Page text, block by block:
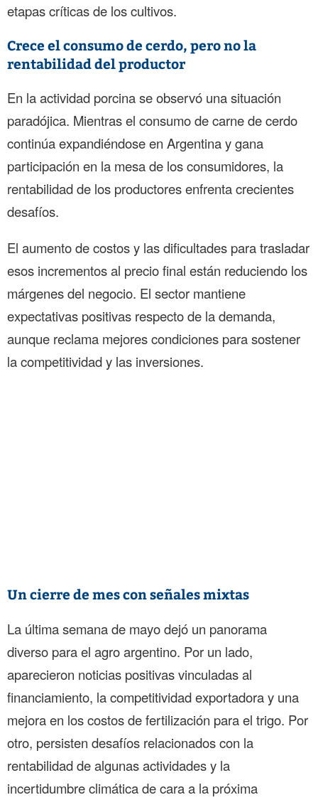
etapas críticas de los cultivos.
Crece el consumo de cerdo, pero no la
rentabilidad del productor
En la actividad porcina se observó una situación
paradójica. Mientras el consumo de carne de cerdo
continúa expandiéndose en Argentina y gana
participación en la mesa de los consumidores, la
rentabilidad de los productores enfrenta crecientes
desafíos.
El aumento de costos y las dificultades para trasladar
esos incrementos al precio final están reduciendo los
márgenes del negocio. El sector mantiene
expectativas positivas respecto de la demanda,
aunque reclama mejores condiciones para sostener
la competitividad y las inversiones.
Un cierre de mes con señales mixtas
La última semana de mayo dejó un panorama
diverso para el agro argentino. Por un lado,
aparecieron noticias positivas vinculadas al
financiamiento, la competitividad exportadora y una
mejora en los costos de fertilización para el trigo. Por
otro, persisten desafíos relacionados con la
rentabilidad de algunas actividades y la
incertidumbre climática de cara a la próxima